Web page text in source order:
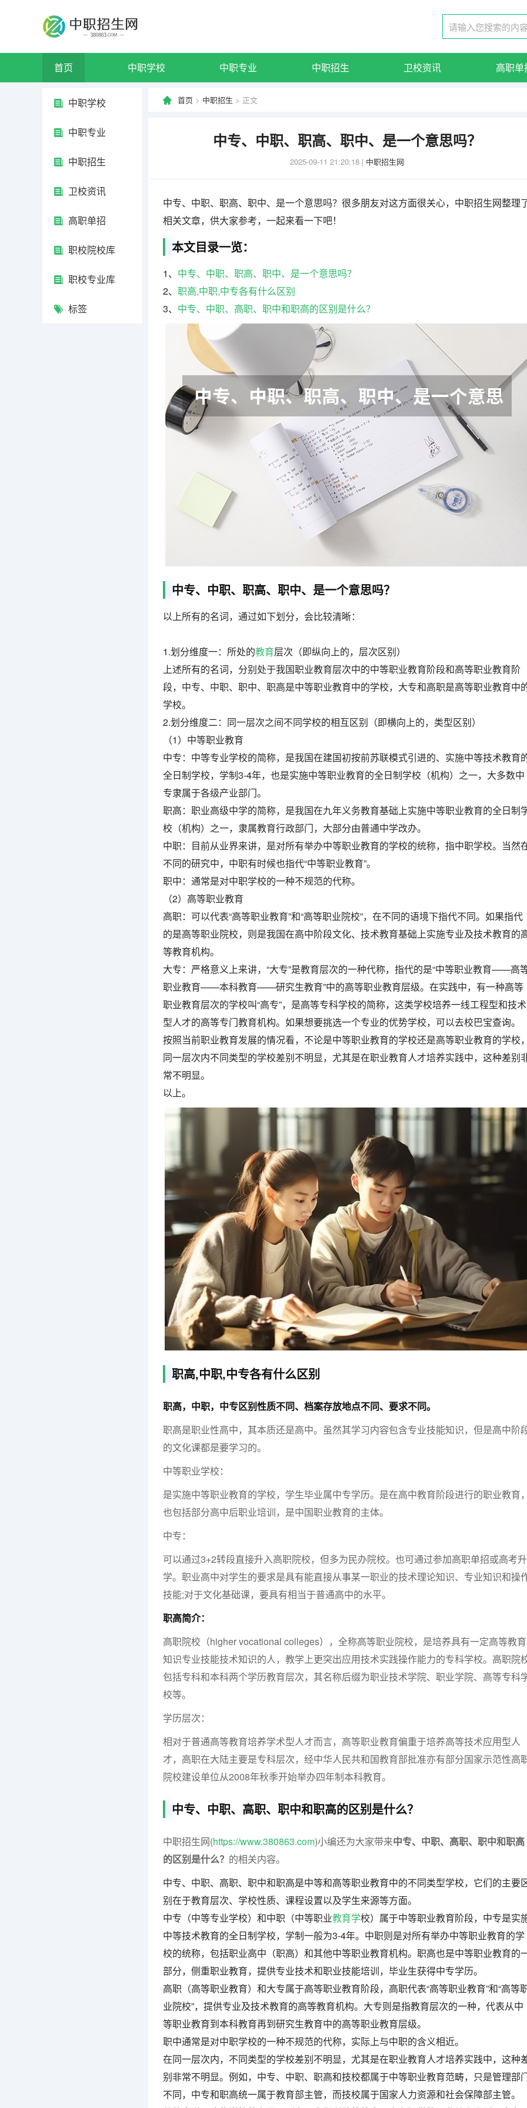
首页 中职学校 中职专业 中职招生 卫校资讯 高职单
中职学校
中职专业
中职招生
卫校资讯
高职单招
职校院校库
职校专业库
标签
首页 > 中职招生 > 正文
中专、中职、职高、职中、是一个意思吗？
2025-09-11 21:20:18 | 中职招生网
中专、中职、职高、职中、是一个意思吗？很多朋友对这方面很关心，中职招生网整理
相关文章，供大家参考，一起来看一下吧！
本文目录一览：
1、 中专、中职、职高、职中、是一个意思吗？
2、 职高,中职,中专各有什么区别
3、 中专、中职、高职、职中和职高的区别是什么？
中专、中职、职高、职中、是一个意思吗？
以上所有的名词，通过如下划分，会比较清晰：
1.划分维度一：所处的教育层次（即纵向上的，层次区别）
上述所有的名词，分别处于我国职业教育层次中的中等职业教育阶段和高等职业教育阶
段，中专、中职、职中、职高是中等职业教育中的学校，大专和高职是高等职业教育中
学校。
2.划分维度二：同一层次之间不同学校的相互区别（即横向上的，类型区别）
（1）中等职业教育
中专：中等专业学校的简称，是我国在建国初按前苏联模式引进的、实施中等技术教育
全日制学校，学制3-4年，也是实施中等职业教育的全日制学校（机构）之一，大多数中
专隶属于各级产业部门。
职高：职业高级中学的简称，是我国在九年义务教育基础上实施中等职业教育的全日制
校（机构）之一，隶属教育行政部门，大部分由普通中学改办。
中职：目前从业界来讲，是对所有举办中等职业教育的学校的统称，指中职学校。当然
不同的研究中，中职有时候也指代“中等职业教育”。
职中：通常是对中职学校的一种不规范的代称。
（2）高等职业教育
高职：可以代表“高等职业教育”和“高等职业院校”，在不同的语境下指代不同。如果指代
的是高等职业院校，则是我国在高中阶段文化、技术教育基础上实施专业及技术教育的
等教育机构。
大专：严格意义上来讲，“大专”是教育层次的一种代称，指代的是“中等职业教育——高
职业教育——本科教育——研究生教育”中的高等职业教育层级。在实践中，有一种高等
职业教育层次的学校叫“高专”，是高等专科学校的简称，这类学校培养一线工程型和技术
型人才的高等专门教育机构。如果想要挑选一个专业的优势学校，可以去校巴宝查询。
按照当前职业教育发展的情况看，不论是中等职业教育的学校还是高等职业教育的学校
同一层次内不同类型的学校差别不明显，尤其是在职业教育人才培养实践中，这种差别
常不明显。
以上。
职高,中职,中专各有什么区别
职高，中职，中专区别性质不同、档案存放地点不同、要求不同。
职高是职业性高中，其本质还是高中。虽然其学习内容包含专业技能知识，但是高中阶
的文化课都是要学习的。
中等职业学校：
是实施中等职业教育的学校，学生毕业属中专学历。是在高中教育阶段进行的职业教育
也包括部分高中后职业培训，是中国职业教育的主体。
中专：
可以通过3+2转段直接升入高职院校，但多为民办院校。也可通过参加高职单招或高考升
学。职业高中对学生的要求是具有能直接从事某一职业的技术理论知识、专业知识和操
技能;对于文化基础课，要具有相当于普通高中的水平。
职高简介：
高职院校（higher vocational colleges），全称高等职业院校，是培养具有一定高等教育
知识专业技能技术知识的人，教学上更突出应用技术实践操作能力的专科学校。高职院
包括专科和本科两个学历教育层次，其名称后缀为职业技术学院、职业学院、高等专科
校等。
学历层次：
相对于普通高等教育培养学术型人才而言，高等职业教育偏重于培养高等技术应用型人
才，高职在大陆主要是专科层次，经中华人民共和国教育部批准亦有部分国家示范性高
院校建设单位从2008年秋季开始举办四年制本科教育。
中专、中职、高职、职中和职高的区别是什么？
中职招生网(https://www.380863.com)小编还为大家带来中专、中职、高职、职中和职高
的区别是什么？ 的相关内容。
中专、中职、高职、职中和职高是中等和高等职业教育中的不同类型学校，它们的主要
别在于教育层次、学校性质、课程设置以及学生来源等方面。
中专（中等专业学校）和中职（中等职业教育学校）属于中等职业教育阶段，中专是实
中等技术教育的全日制学校，学制一般为3-4年。中职则是对所有举办中等职业教育的学
校的统称，包括职业高中（职高）和其他中等职业教育机构。职高也是中等职业教育的
部分，侧重职业教育，提供专业技术和职业技能培训，毕业生获得中专学历。
高职（高等职业教育）和大专属于高等职业教育阶段，高职代表“高等职业教育”和“高等
业院校”，提供专业及技术教育的高等教育机构。大专则是指教育层次的一种，代表从中
等职业教育到本科教育再到研究生教育中的高等职业教育层级。
职中通常是对中职学校的一种不规范的代称，实际上与中职的含义相近。
在同一层次内，不同类型的学校差别不明显，尤其是在职业教育人才培养实践中，这种
别非常不明显。例如，中专、中职、职高和技校都属于中等职业教育范畴，只是管理部
不同，中专和职高统一属于教育部主管，而技校属于国家人力资源和社会保障部主管。